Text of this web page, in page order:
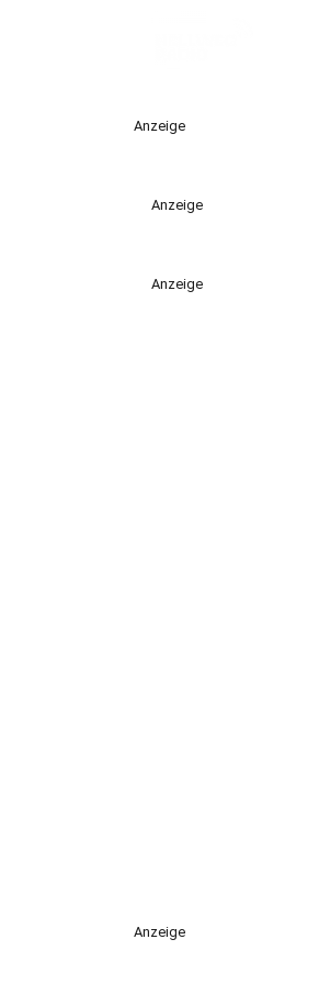
Anzeige
Anzeige
Anzeige
Anzeige